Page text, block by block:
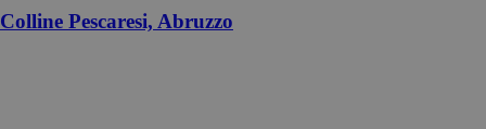
Colline Pescaresi, Abruzzo